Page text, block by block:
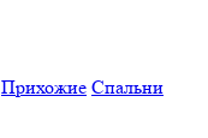
Прихожие Спальни